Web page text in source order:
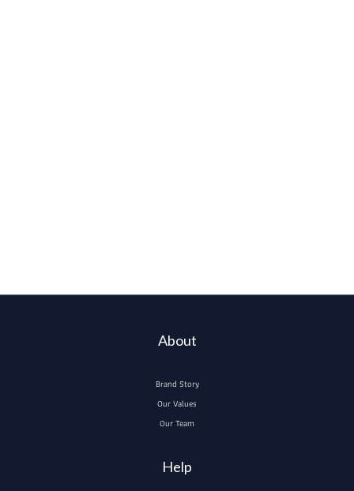
About
Brand Story
Our Values
Our Team
Help